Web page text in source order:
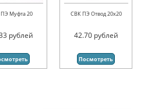
Муфта 20
рублей
СВК ПЭ Отвод 20х20
42.70 рублей
Посмотреть